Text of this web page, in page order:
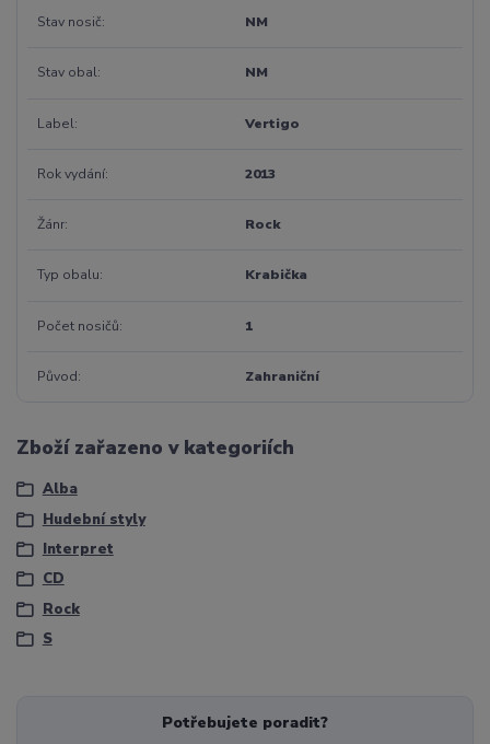
Stav nosič NM
Stav obal NM
Label Vertigo
Rok vydání 2013
Žánr Rock
Typ obalu Krabička
Počet nosičů 1
Původ Zahraniční
Zboží zařazeno v kategoriích
Alba
Hudební styly
Interpret
CD
Rock
S
Potřebujete poradit?